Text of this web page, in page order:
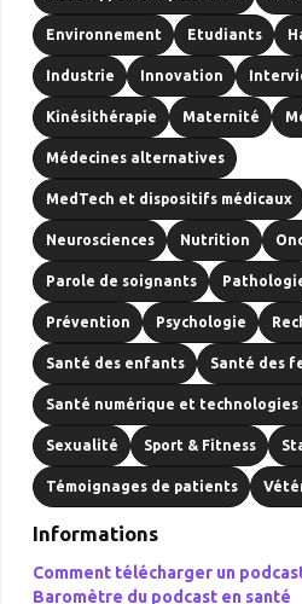
Environnement Etudiants
Industrie Innovation
Kinésithérapie Maternité
Médecines alternatives
MedTech et dispositifs médicaux
Neurosciences Nutrition
Parole de soignants
Prévention Psychologie
Santé des enfants Santé des
Santé numérique et technologies
Sexualité Sport & Fitness
Témoignages de patients
Informations
Comment télécharger un
Baromètre du podcast en santé